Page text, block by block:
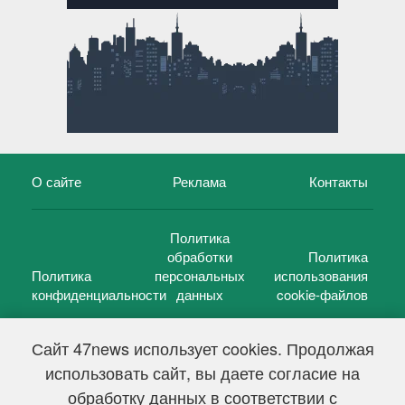
Сайт 47news использует cookies. Продолжая
использовать сайт, вы даете согласие на
обработку данных в соответствии с
О сайте Реклама Контакты
Политика
конфиденциальности
Политика
обработки
персональных
данных
Политика
использования
cookie-файлов
47 новостей (47 news)2005 — 2026 г.
Свидетельство о регистрации СМИ Эл № ФС 77-39848, выдано